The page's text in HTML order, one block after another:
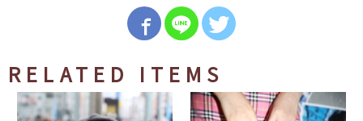
RELATED ITEMS